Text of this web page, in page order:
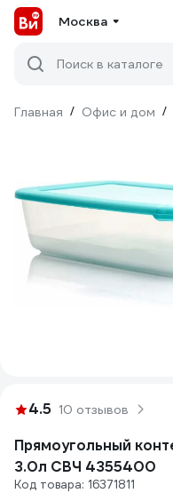
Москва
Поиск в каталоге
Главная / Офис и дом /
4.5 10 отзывов
Прямоугольный
3.0л СВЧ 4355400
Код товара: 16371811